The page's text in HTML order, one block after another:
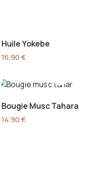
Huile Yokebe
16,90€
Bougie Musc Tahara
14,90€